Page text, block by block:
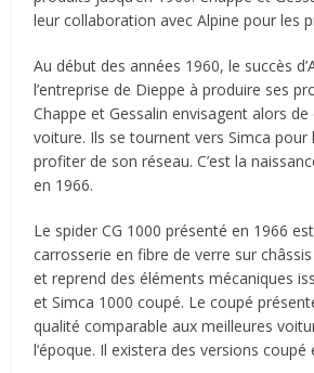
leur collaboration avec Alpine pour les
Au début des années 1960, le succès
l’entreprise de Dieppe à produire ses
Chappe et Gessalin envisagent alors
voiture. Ils se tournent vers Simca pour
profiter de son réseau. C’est la
en 1966.
Le spider CG 1000 présenté en 1966
carrosserie en fibre de verre sur
et reprend des éléments mécaniques
et Simca 1000 coupé. Le coupé
qualité comparable aux meilleures
l’époque. Il existera des versions coupé